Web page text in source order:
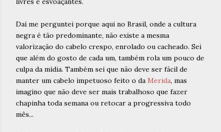
Daí me perguntei porque aqui no Brasil, onde a cultura
negra é tão predominante, não existe a mesma
valorização do cabelo crespo, enrolado ou cacheado. Sei
que além do gosto de cada um, também rola um pouco de
culpa da mídia. Também sei que não deve ser fácil de
manter um cabelo impetuoso feito o da Merida, mas
imagino que não deve ser mais trabalhoso que fazer
chapinha toda semana ou retocar a progressiva todo
mês...